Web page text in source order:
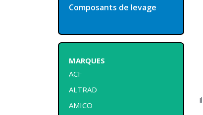
Composants de levage
MARQUES
ACF
ALTRAD
AMICO